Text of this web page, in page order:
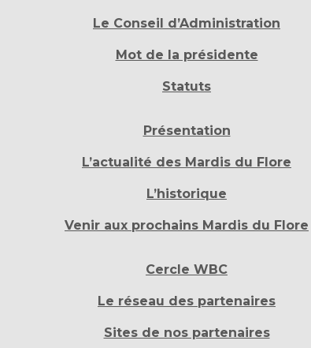
Le Conseil d’Administration
Mot de la présidente
Statuts
Présentation
L’actualité des Mardis du Flore
L’historique
Venir aux prochains Mardis du Flore
Cercle WBC
Le réseau des partenaires
Sites de nos partenaires